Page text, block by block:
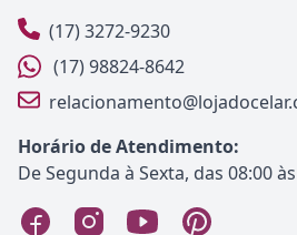
(17) 3272-9230
(17) 98824-8642
Horário de Atendimento:
De Segunda à Sexta, das 08:00